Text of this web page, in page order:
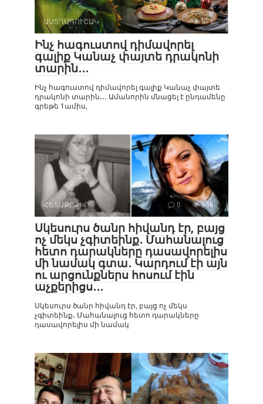
ԱՍՏՂԱԳՈՒՇԱԿ 0 571
Ինչ հագուստով դիմավորել
գալիք Կանաչ փայտե դրակոնի
տարին․․․
Ինչ հագուստով դիմավորել գալիք Կանաչ փայտե
դրակոնի տարին․․․ Ամանորին մնացել է ընդամենը
գրեթե 1ամիս,
ՀԵՏԱՔՐՔԻՐ 0 658
Սկեսուրս ծանր հիվանդ էր, բայց
ոչ մեկս չգիտեինք․ Մահանալուց
հետո դարակները դասավորելիս
մի նամակ գտա․ Կարդում էի այն
ու արցունքներս հոսում էին
աչքերիցս․․․
Սկեսուրս ծանր հիվանդ էր, բայց ոչ մեկս
չգիտեինք․ Մահանալուց հետո դարակները
դասավորելիս մի նամակ